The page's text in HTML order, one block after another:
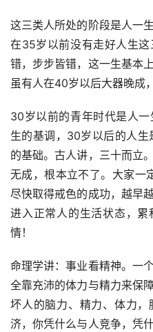
这三类人所处的阶段是人一
在35岁以前没有走好人生
错，步步皆错，这一生基本
虽有人在40岁以后大器晚成
30岁以前的青年时代是人
生的基调，30岁以后的人
的基础。古人讲，三十而立
无成，根本立不了。大家一
尽快取得戒色的成功，越早
进入正常人的生活状态，
情！
命理学讲：事业看精神。一
全靠充沛的体力与精力来保
坏人的脑力、精力、体力
济，你凭什么与人竞争，凭